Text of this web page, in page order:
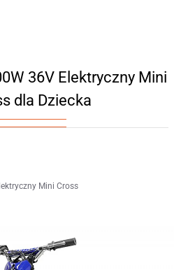
36V Elektryczny Mini
dla Dziecka
Mini Cross